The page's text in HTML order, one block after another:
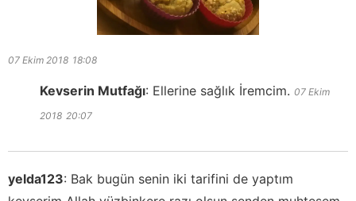
07 Ekim 2018 18:08
Kevserin Mutfağı: Ellerine sağlık İremcim. 07 Ekim
2018 20:07
yelda123: Bak bugün senin iki tarifini de yaptım